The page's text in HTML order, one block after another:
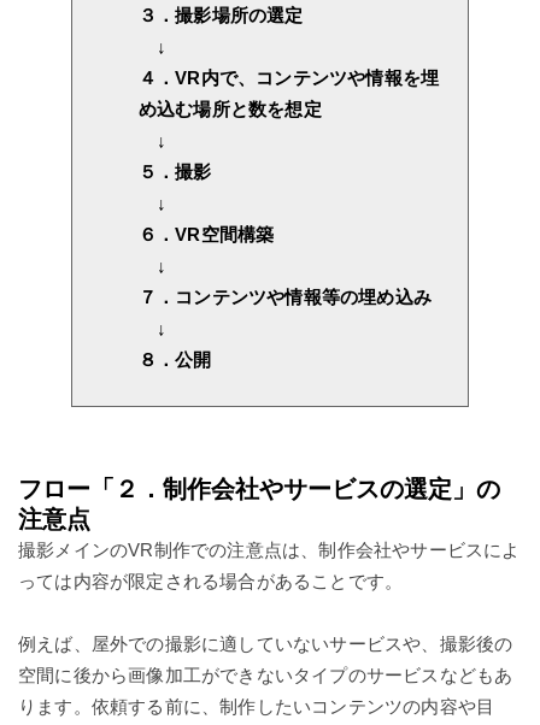
３．撮影場所の選定
↓
４．VR内で、コンテンツや情報を埋
め込む場所と数を想定
↓
５．撮影
↓
６．VR空間構築
↓
７．コンテンツや情報等の埋め込み
↓
８．公開
フロー「２．制作会社やサービスの選定」の
注意点
撮影メインのVR制作での注意点は、制作会社やサービスによ
っては内容が限定される場合があることです。
例えば、屋外での撮影に適していないサービスや、撮影後の
空間に後から画像加工ができないタイプのサービスなどもあ
ります。依頼する前に、制作したいコンテンツの内容や目